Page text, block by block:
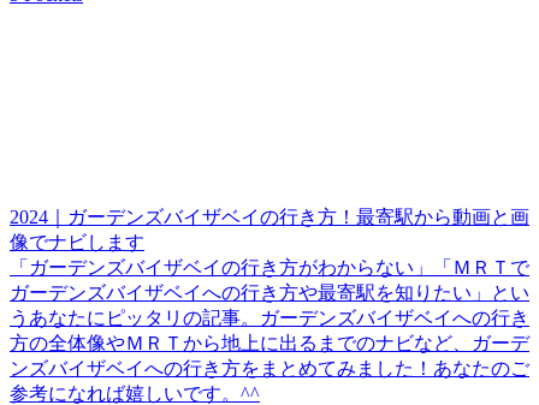
2024｜ガーデンズバイザベイの行き方！最寄駅から動画と画
像でナビします
「ガーデンズバイザベイの行き方がわからない」「ＭＲＴで
ガーデンズバイザベイへの行き方や最寄駅を知りたい」とい
うあなたにピッタリの記事。ガーデンズバイザベイへの行き
方の全体像やＭＲＴから地上に出るまでのナビなど、ガーデ
ンズバイザベイへの行き方をまとめてみました！あなたのご
参考になれば嬉しいです。^^